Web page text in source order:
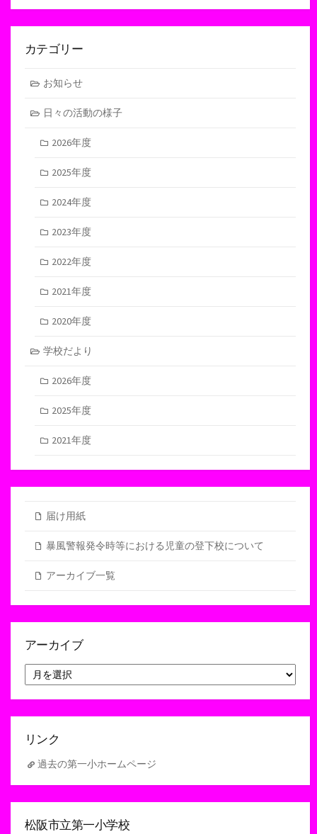
カテゴリー
お知らせ
日々の活動の様子
2026年度
2025年度
2024年度
2023年度
2022年度
2021年度
2020年度
学校だより
2026年度
2025年度
2021年度
届け用紙
暴風警報発令時等における児童の登下校について
アーカイブ一覧
アーカイブ
ー
リンク
過去の第一小ホームページ
松阪市立第一小学校